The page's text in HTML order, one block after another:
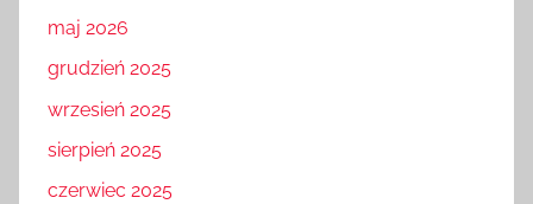
maj 2026
grudzień 2025
wrzesień 2025
sierpień 2025
czerwiec 2025